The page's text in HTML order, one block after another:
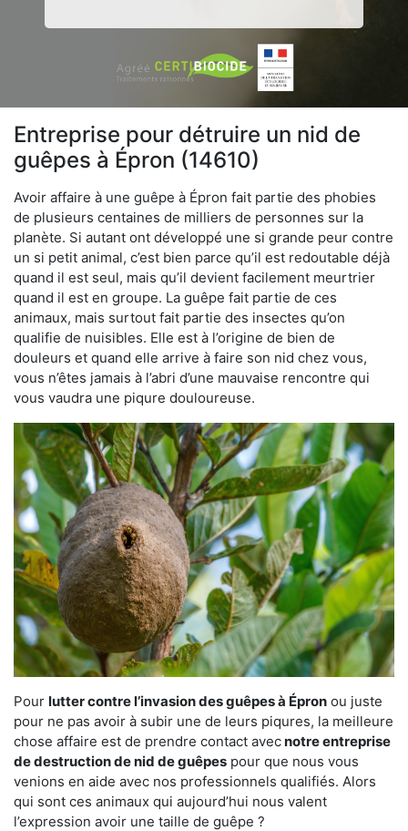
Entreprise pour détruire un nid de
guêpes à Épron (14610)
Avoir affaire à une guêpe à Épron fait partie des phobies
de plusieurs centaines de milliers de personnes sur la
planète. Si autant ont développé une si grande peur contre
un si petit animal, c’est bien parce qu’il est redoutable déjà
quand il est seul, mais qu’il devient facilement meurtrier
quand il est en groupe. La guêpe fait partie de ces
animaux, mais surtout fait partie des insectes qu’on
qualifie de nuisibles. Elle est à l’origine de bien de
douleurs et quand elle arrive à faire son nid chez vous,
vous n’êtes jamais à l’abri d’une mauvaise rencontre qui
vous vaudra une piqure douloureuse.
Pour lutter contre l’invasion des guêpes à Épron ou juste
pour ne pas avoir à subir une de leurs piqures, la meilleure
chose affaire est de prendre contact avecnotre entreprise
de destruction de nid de guêpes pour que nous vous
venions en aide avec nos professionnels qualifiés. Alors
qui sont ces animaux qui aujourd’hui nous valent
l’expression avoir une taille de guêpe ?